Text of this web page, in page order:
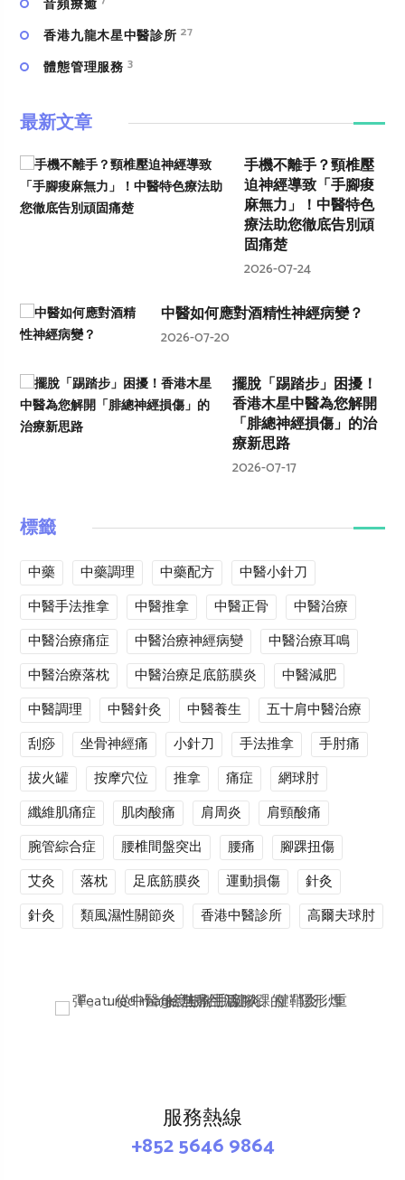
⾳頻療癒
香港九龍木星中醫診所 27
體態管理服務 3
最新文章
手機不離手？頸椎壓
迫神經導致「手腳痠
麻無力」！中醫特色
療法助您徹底告別頑
固痛楚
2026-07-24
中醫如何應對酒精性神經病變？
2026-07-20
擺脫「踢踏步」困擾！
香港木星中醫為您解開
「腓總神經損傷」的治
療新思路
2026-07-17
標籤
中藥 中藥調理 中藥配方
中醫小針刀
中醫手法推拿
中醫推拿 中醫正骨
中醫治療
中醫治療痛症
中醫治療神經病變
中醫治療耳鳴
中醫治療落枕
中醫治療足底筋膜炎
中醫減肥
中醫調理
中醫針灸 中醫養生
五十肩中醫治療
刮痧
坐骨神經痛 小針刀 手法推拿
手肘痛
拔火罐
按摩穴位 推拿 痛症
網球肘
纖維肌痛症
肌肉酸痛 肩周炎
肩頸酸痛
腕管綜合症
腰椎間盤突出 腰痛
腳踝扭傷
艾灸
落枕 足底筋膜炎 運動損傷
針灸
針灸
類風濕性關節炎 香港中醫診所 高爾夫球肘
服務熱線
+852 5646 9864